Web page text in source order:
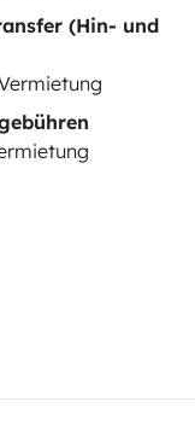
(Hin- und